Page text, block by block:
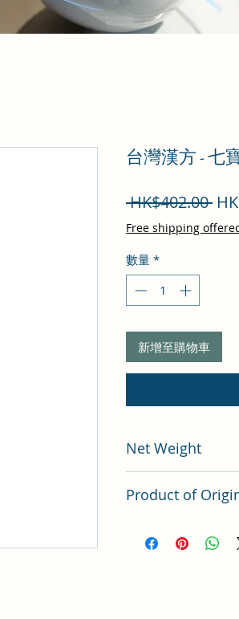
台灣漢方 - 七
HK$402.00 一
般
Free shipping
數量 *
新增至購物車
Net Weight
Product of